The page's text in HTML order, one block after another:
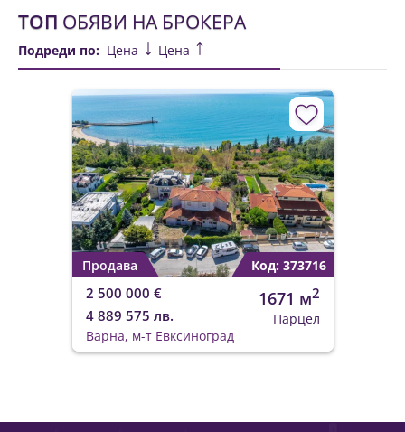
ТОП ОБЯВИ НА БРОКЕРА
Подреди по: Цена Цена
Продава Код: 373716
2 500 000 €
4 889 575 лв.
1671 м2
Парцел
Варна, м-т Евксиноград